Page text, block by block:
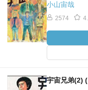
小山宙哉
2574
宇宙兄弟(2)